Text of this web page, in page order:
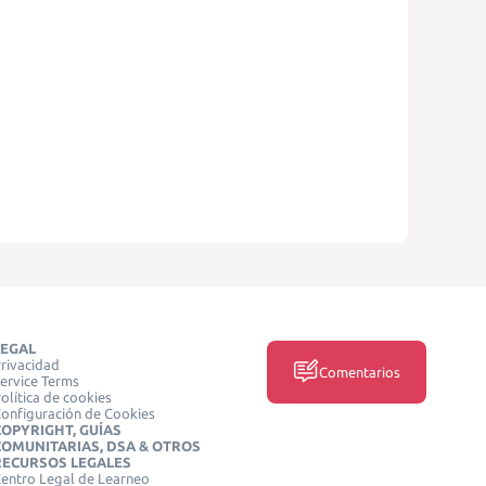
Terms
de cookies
de Cookies
GUÍAS
DSA & OTROS
LEGALES
Legal de Learneo
Comentarios